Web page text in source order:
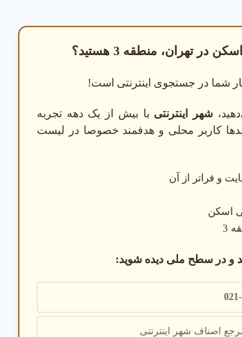
یا سرطان.
خونریزی.
اسکن مناسب کمک بگیرید.
تهران، منطقه 3 هستید؟
شما در جستجوی اینترنتی است!
شهر اینترنتی با بیش از یک دهه تجربه
کاربر محلی و هدفمند خصوصا در لیست
و فراتر از آن
اسکن
3
و در سطح ملی دیده شوید:
اصناف شهر اینترنتی